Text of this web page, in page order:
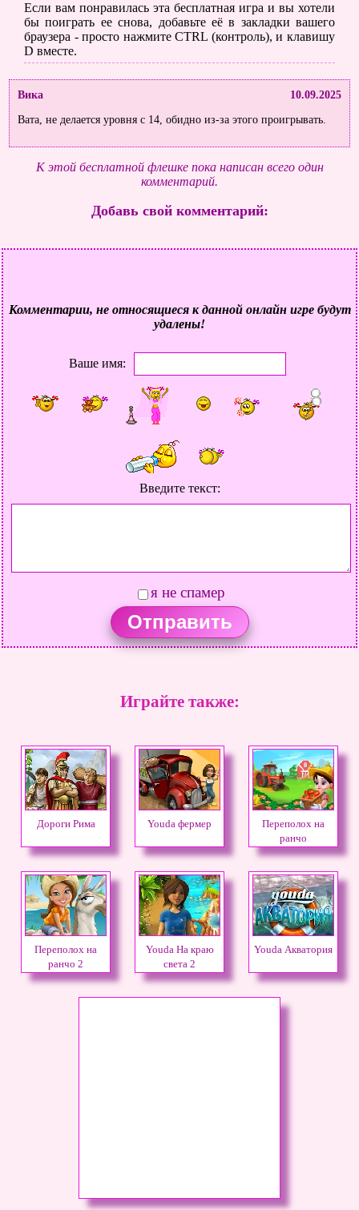
Если вам понравилась эта бесплатная игра и вы хотели
бы поиграть ее снова, добавьте её в закладки вашего
браузера - просто нажмите CTRL (контроль), и клавишу
D вместе.
Вика
10.09.2025
Вата, не делается уровня с 14, обидно из-за этого проигрывать.
К этой бесплатной флешке пока написан всего один
комментарий.
Добавь свой комментарий:
Комментарии, не относящиеся к данной онлайн игре будут
удалены!
Ваше имя:
Введите текст:
я не спамер
Играйте также:
Дороги Рима Youda фермер
Переполох на
ранчо
Переполох на
ранчо 2
Youda На краю
света 2
Youda Акватория